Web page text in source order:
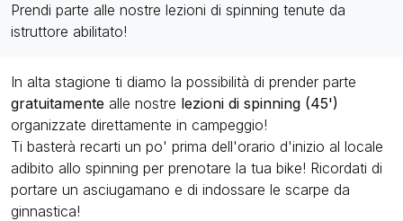
Prendi parte alle nostre lezioni di spinning tenute da
istruttore abilitato!
In alta stagione ti diamo la possibilità di prender parte
gratuitamente alle nostre lezioni di spinning (45')
organizzate direttamente in campeggio!
Ti basterà recarti un po' prima dell'orario d'inizio al locale
adibito allo spinning per prenotare la tua bike! Ricordati di
portare un asciugamano e di indossare le scarpe da
ginnastica!